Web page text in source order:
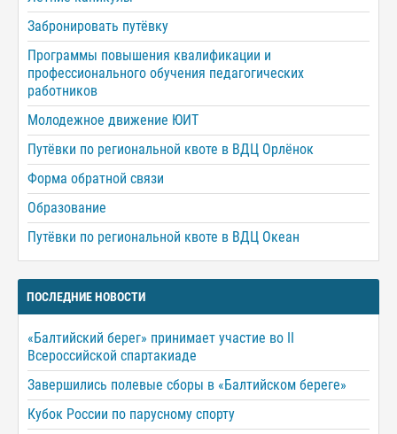
Забронировать путёвку
Программы повышения квалификации и
профессионального обучения педагогических
работников
Молодежное движение ЮИТ
Путёвки по региональной квоте в ВДЦ Орлёнок
Форма обратной связи
Образование
Путёвки по региональной квоте в ВДЦ Океан
ПОСЛЕДНИЕ НОВОСТИ
«Балтийский берег» принимает участие во II
Всероссийской спартакиаде
Завершились полевые сборы в «Балтийском береге»
Кубок России по парусному спорту